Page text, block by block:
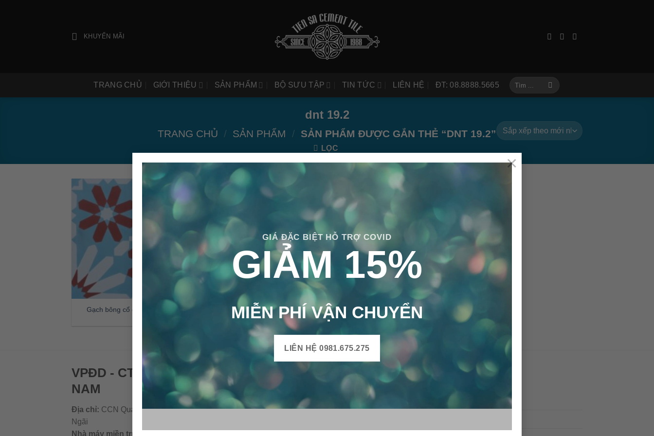
GIÁ ĐẶC BIỆT HỖ TRỢ COVID
GIẢM 15%
MIỄN PHÍ VẬN CHUYỂN
LIÊN HỆ 0981.675.275
×
KHUYẾN MÃI
TRANG CHỦ GIỚI THIỆU SẢN PHẨM BỘ SƯU TẬP TIN TỨC LIÊN HỆ ĐT: 08.8888.5665
dnt 19.2
TRANG CHỦ / SẢN PHẨM / SẢN PHẨM ĐƯỢC GẮN THẺ “DNT 19.2”
LỌC
Gạch bông cổ điển CTS 19.2
VPĐD - CTY TNHH GẠCH BÔNG VIỆT
NAM
Địa chỉ: CCN Quán Lát, Xã Đức Chánh, Huyện Mộ Đức, Tỉnh Quảng
Ngãi
Nhà máy miền trung:
THÔNG TIN SẢN PHẨM
Mô tả sản phẩm gạch bông